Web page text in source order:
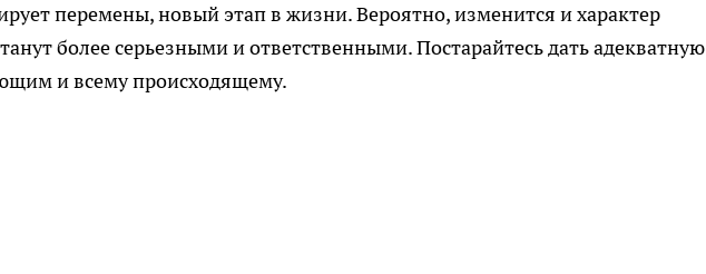
перемены, новый этап в жизни. Вероятно, изменится и характер
более серьезными и ответственными. Постарайтесь дать адекватную
и всему происходящему.